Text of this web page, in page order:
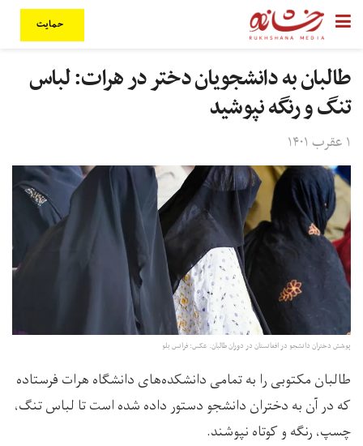
حمایت
طالبان به دانشجویان دختر در هرات: لباس
تنگ و رنگه نپوشید
۱ عقرب ۱۴۰۱
پوشش دختران دانشجو در افغانستان در دوران طالبان. عکس: فرانس بلو
طالبان مکتوبی را به تمامی دانشکده‌های دانشگاه هرات فرستاده
که در آن به دختران دانشجو دستور داده شده است تا لباس تنگ،
چسپ، رنگه و کوتاه نپوشند.